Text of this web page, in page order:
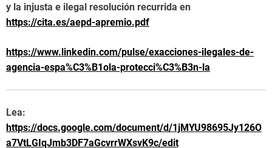
y la injusta e ilegal resolución recurrida en
https://cita.es/aepd-apremio.pdf
https://www.linkedin.com/pulse/exacciones-ilegales-de-
agencia-espa%C3%B1ola-protecci%C3%B3n-la
Lea:
https://docs.google.com/document/d/1jMYU98695Jy126O
a7VtLGIqJmb3DF7aGcvrrWXsvK9c/edit